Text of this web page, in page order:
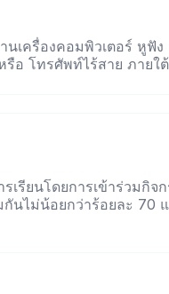
นเครื่องคอมพิวเตอร์ หูฟัง
รือ โทรศัพท์ไร้สาย ภายใ
เรียนโดยการเข้าร่วมกิ
กันไม่น้อยกว่าร้อยละ 70